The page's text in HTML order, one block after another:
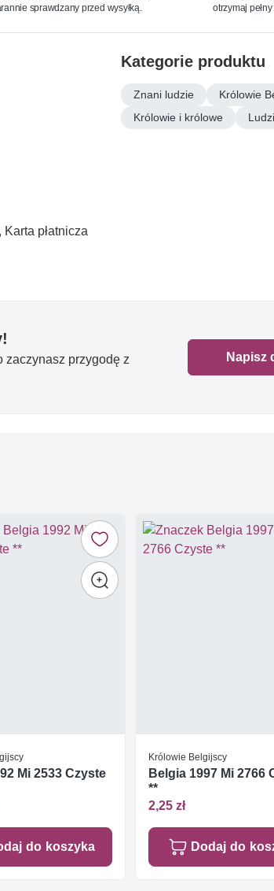
sprawdzany przed wysyłką.
otrzymaj
płatnicza
Kategorie produktu
Znani ludzie Królowie
Królowie i królowe
zaczynasz przygodę z
Napisz
Mi 2533 Czyste
do koszyka
Królowie Belgijscy
Belgia 1997 Mi 2766
**
2,25 zł
Dodaj do